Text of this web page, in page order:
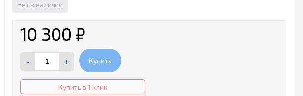
Нет в наличии
10 300₽
- + Купить
Купить в 1 клик